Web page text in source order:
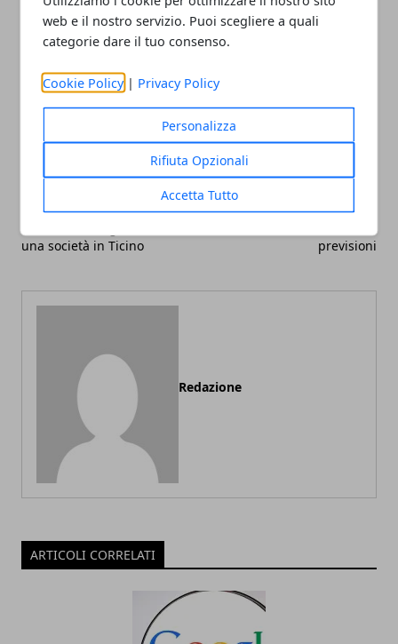
web e il nostro servizio. Puoi scegliere a quali
categorie dare il tuo consenso.
Cookie Policy | Privacy Policy
Personalizza
Rifiuta Opzionali
Accetta Tutto
Facebook
TwitterWhatsapp
una società in Ticino
previsioni
Redazione
ARTICOLI CORRELATI